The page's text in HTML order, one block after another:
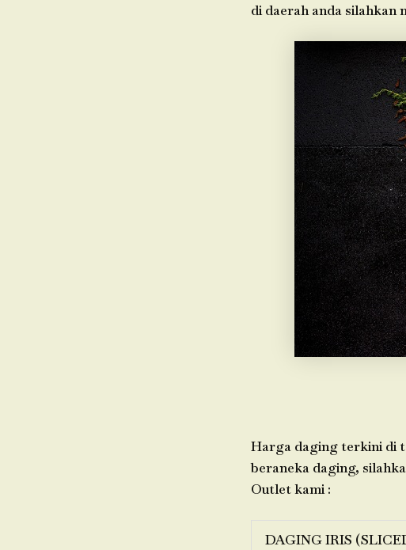
di daerah anda silahkan
Harga daging terkini di
beraneka daging,
Outlet kami :
DAGING IRIS